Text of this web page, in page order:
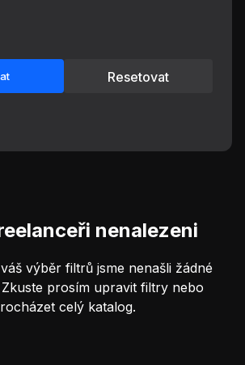
Resetovat
nenalezeni
výběr filtrů jsme nenašli žádné
prosím upravit filtry nebo
celý katalog.